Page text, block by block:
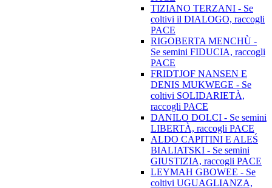
TIZIANO TERZANI - Se
coltivi il DIALOGO, raccogli
PACE
RIGOBERTA MENCHÙ -
Se semini FIDUCIA, raccogli
PACE
FRIDTJOF NANSEN E
DENIS MUKWEGE - Se
coltivi SOLIDARIETÀ,
raccogli PACE
DANILO DOLCI - Se semini
LIBERTÀ, raccogli PACE
ALDO CAPITINI E ALEŚ
BIALIATSKI - Se semini
GIUSTIZIA, raccogli PACE
LEYMAH GBOWEE - Se
coltivi UGUAGLIANZA,